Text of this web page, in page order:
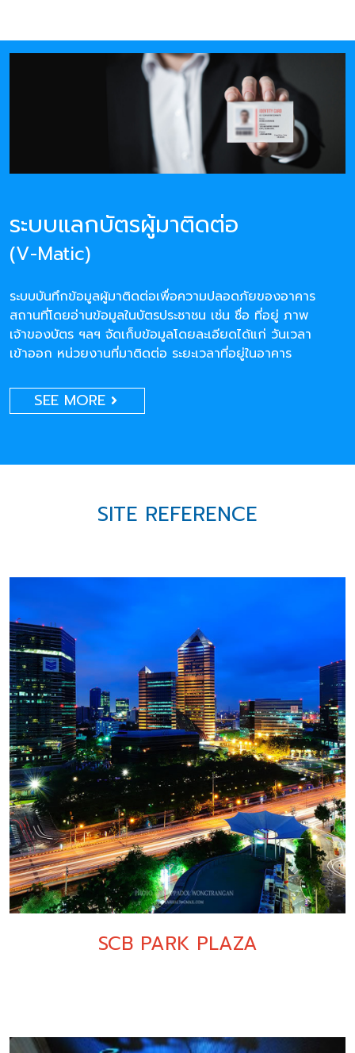
ระบบแลกบัตรผู้มาติดต่อ
(V-Matic)
ระบบบันทึกข้อมูลผู้มาติดต่อเพื่อความปลอดภัยของอาคาร
สถานที่โดยอ่านข้อมูลในบัตรประชาชน เช่น ชื่อ ที่อยู่ ภาพ
เจ้าของบัตร ฯลฯ จัดเก็บข้อมูลโดยละเอียดได้แก่ วันเวลา
เข้าออก หน่วยงานที่มาติดต่อ ระยะเวลาที่อยู่ในอาคาร
SEE MORE
SITE REFERENCE
SCB PARK PLAZA